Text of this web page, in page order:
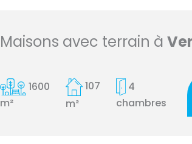
Maisons avec terrain à
1600
m²
107
m²
4
chambres